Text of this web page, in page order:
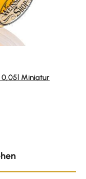
5 Sternen
0,05l Miniatur